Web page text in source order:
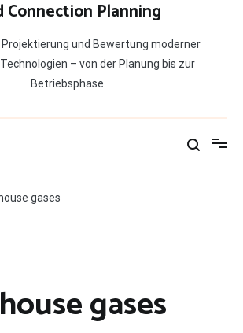
Connection Planning
und Bewertung moderner
– von der Planung bis zur
Betriebsphase
gases
gases